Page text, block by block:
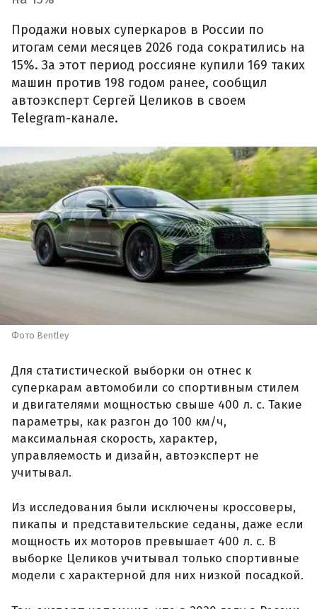
Продажи новых суперкаров в России по
итогам семи месяцев 2026 года сократились на
15%. За этот период россияне купили 169 таких
машин против 198 годом ранее, сообщил
автоэксперт Сергей Целиков в своем
Telegram-канале.
Фото Bentley
Для статистической выборки он отнес к
суперкарам автомобили со спортивным стилем
и двигателями мощностью свыше 400 л. с. Такие
параметры, как разгон до 100 км/ч,
максимальная скорость, характер,
управляемость и дизайн, автоэксперт не
учитывал.
Из исследования были исключены кроссоверы,
пикапы и представительские седаны, даже если
мощность их моторов превышает 400 л. с. В
выборке Целиков учитывал только спортивные
модели с характерной для них низкой посадкой.